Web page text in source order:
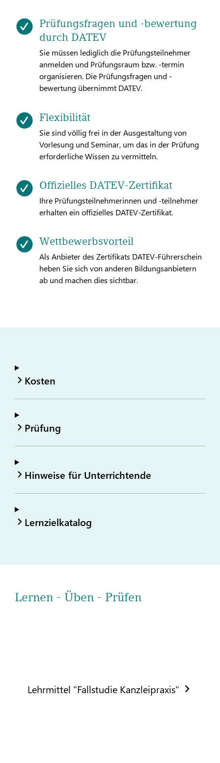
Prüfungsfragen und -bewertung
durch DATEV
Sie müssen lediglich die Prüfungsteilnehmer
anmelden und Prüfungsraum bzw. -termin
organisieren. Die Prüfungsfragen und -
bewertung übernimmt DATEV.
Flexibilität
Sie sind völlig frei in der Ausgestaltung von
Vorlesung und Seminar, um das in der Prüfung
erforderliche Wissen zu vermitteln.
Offizielles DATEV-Zertifikat
Ihre Prüfungsteilnehmerinnen und -teilnehmer
erhalten ein offizielles DATEV-Zertifikat.
Wettbewerbsvorteil
Als Anbieter des Zertifikats DATEV-Führerschein
heben Sie sich von anderen Bildungsanbietern
ab und machen dies sichtbar.
Kosten
Prüfung
Hinweise für Unterrichtende
Lernzielkatalog
Lernen - Üben - Prüfen
Lehrmittel "Fallstudie Kanzleipraxis"